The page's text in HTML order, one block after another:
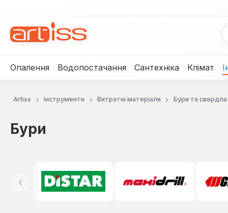
Опалення Водопостачання Сантехніка Клімат
Artiss Інструменти Витратні матеріали Бури та свердла
Бури